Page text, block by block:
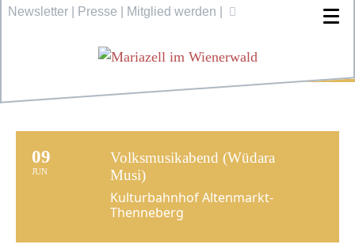
Newsletter Presse Mitglied werden
09
JUN
Volksmusikabend (Wüdara
Musi)
Kulturbahnhof Altenmarkt-
Thenneberg